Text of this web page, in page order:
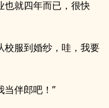
也就四年而已，很快
校服到婚纱，哇，我要
当伴郎吧！”